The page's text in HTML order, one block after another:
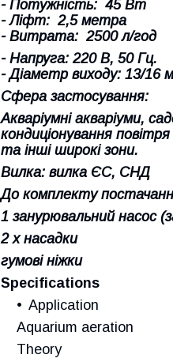
- Потужність: 45 Вт
- Ліфт: 2,5 метра
- Витрата: 2500 л/год
- Напруга: 220 В, 50 Гц.
- Діаметр виходу: 13/16
Сфера застосування:
Акваріумні акваріуми,
кондиціонування
та інші широкі зони.
Вилка: вилка ЄС, СНД
До комплекту
1 занурювальний насос
2 х насадки
гумові ніжки
Specifications
Application
Aquarium aeration
Theory